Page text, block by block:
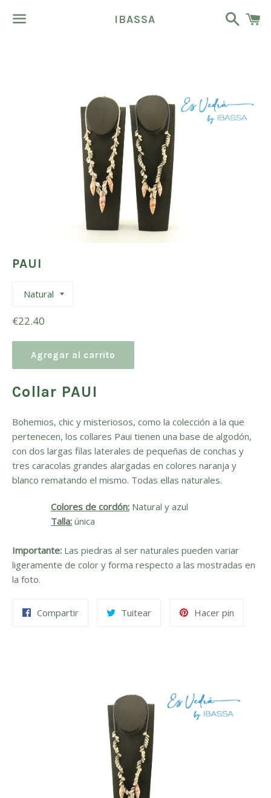
IBASSA
Buscar
PAUI
Precio
€22.40
Agregar al carrito
Collar PAUI
Bohemios, chic y misteriosos, como la colección a la que
pertenecen, los collares Paui tienen una base de algodón,
con dos largas filas laterales de pequeñas de conchas y
tres caracolas grandes alargadas en colores naranja y
blanco rematando el mismo. Todas ellas naturales.
Colores de cordón: Natural y azul
Talla: única
Importante: Las piedras al ser naturales pueden variar
ligeramente de color y forma respecto a las mostradas en
la foto.
CompartirCompartir TuitearTuitear
Hacer pin